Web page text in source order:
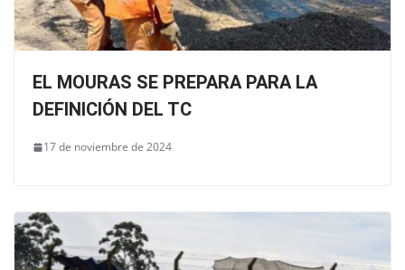
EL MOURAS SE PREPARA PARA LA
DEFINICIÓN DEL TC
17 de noviembre de 2024